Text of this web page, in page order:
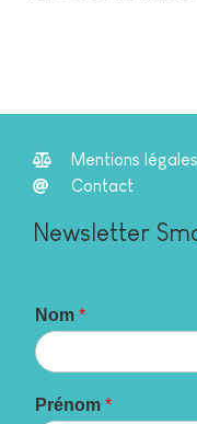
Mentions légales
Contact
Newsletter
N
o
m
N
m
Nom *
Prénom *